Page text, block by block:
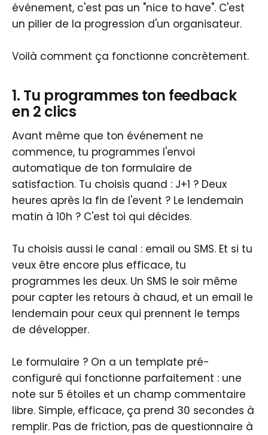
événement, c'est pas un "nice to have". C'est
un pilier de la progression d'un organisateur.
Voilà comment ça fonctionne concrètement.
1. Tu programmes ton feedback
en 2 clics
Avant même que ton événement ne
commence, tu programmes l'envoi
automatique de ton formulaire de
satisfaction. Tu choisis quand : J+1 ? Deux
heures après la fin de l'event ? Le lendemain
matin à 10h ? C'est toi qui décides.
Tu choisis aussi le canal : email ou SMS. Et si tu
veux être encore plus efficace, tu
programmes les deux. Un SMS le soir même
pour capter les retours à chaud, et un email le
lendemain pour ceux qui prennent le temps
de développer.
Le formulaire ? On a un template pré-
configuré qui fonctionne parfaitement : une
note sur 5 étoiles et un champ commentaire
libre. Simple, efficace, ça prend 30 secondes à
remplir. Pas de friction, pas de questionnaire à